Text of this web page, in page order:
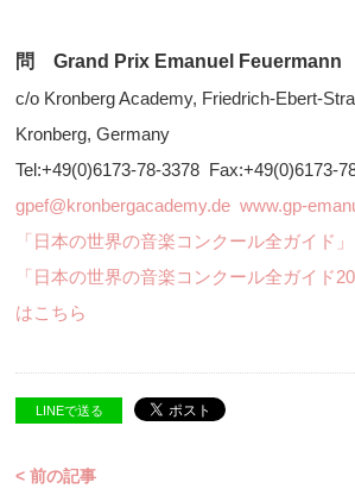
問 Grand Prix Emanuel Feuermann
c/o Kronberg Academy, Friedrich-Ebert-
Kronberg, Germany
Tel:+49(0)6173-78-3378 Fax:+49(0)6173-
gpef@kronbergacademy.de www.gp-
「日本の世界の音楽コンクール全ガイド
「日本の世界の音楽コンクール全ガイド
はこちら
LINEで送る
< 前の記事